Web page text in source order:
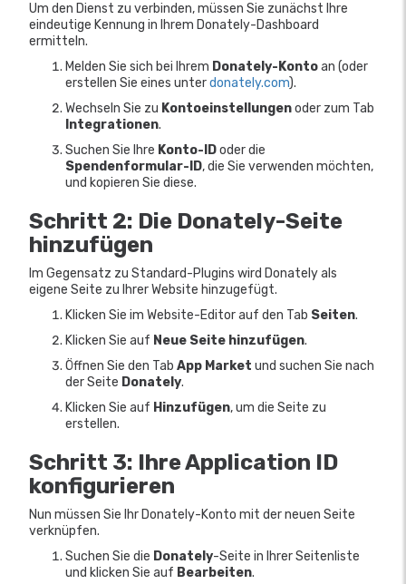
Um den Dienst zu verbinden, müssen Sie zunächst Ihre
eindeutige Kennung in Ihrem Donately-Dashboard
ermitteln.
Melden Sie sich bei Ihrem Donately-Kontoan (oder
erstellen Sie eines unterdonately.com).
Wechseln Sie zu Kontoeinstellungenoder zum Tab
Integrationen.
Suchen Sie Ihre Konto-IDoder die
Spendenformular-ID, die Sie verwenden möchten,
und kopieren Sie diese.
Schritt 2: Die Donately-Seite
hinzufügen
Im Gegensatz zu Standard-Plugins wird Donately als
eigene Seite zu Ihrer Website hinzugefügt.
Klicken Sie im Website-Editor auf den Tab Seiten.
Klicken Sie auf Neue Seite hinzufügen.
Öffnen Sie den Tab App Market und suchen Sie nach
der Seite Donately.
Klicken Sie auf Hinzufügen, um die Seite zu
erstellen.
Schritt 3: Ihre Application ID
konfigurieren
Nun müssen Sie Ihr Donately-Konto mit der neuen Seite
verknüpfen.
Suchen Sie die Donately-Seite in Ihrer Seitenliste
und klicken Sie auf Bearbeiten.